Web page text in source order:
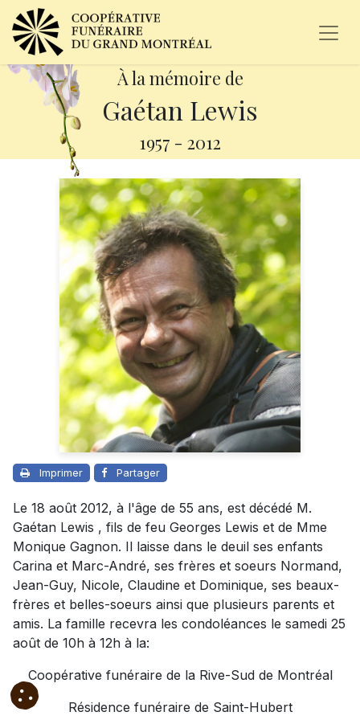
À la mémoire de
Gaétan Lewis
1957 - 2012
Imprimer Partager
Le 18 août 2012, à l'âge de 55 ans, est décédé M.
Gaétan Lewis , fils de feu Georges Lewis et de Mme
Monique Gagnon. Il laisse dans le deuil ses enfants
Carina et Marc-André, ses frères et soeurs Normand,
Jean-Guy, Nicole, Claudine et Dominique, ses beaux-
frères et belles-soeurs ainsi que plusieurs parents et
amis. La famille recevra les condoléances le samedi 25
août de 10h à 12h à la:
Coopérative funéraire de la Rive-Sud de Montréal
Résidence funéraire de Saint-Hubert